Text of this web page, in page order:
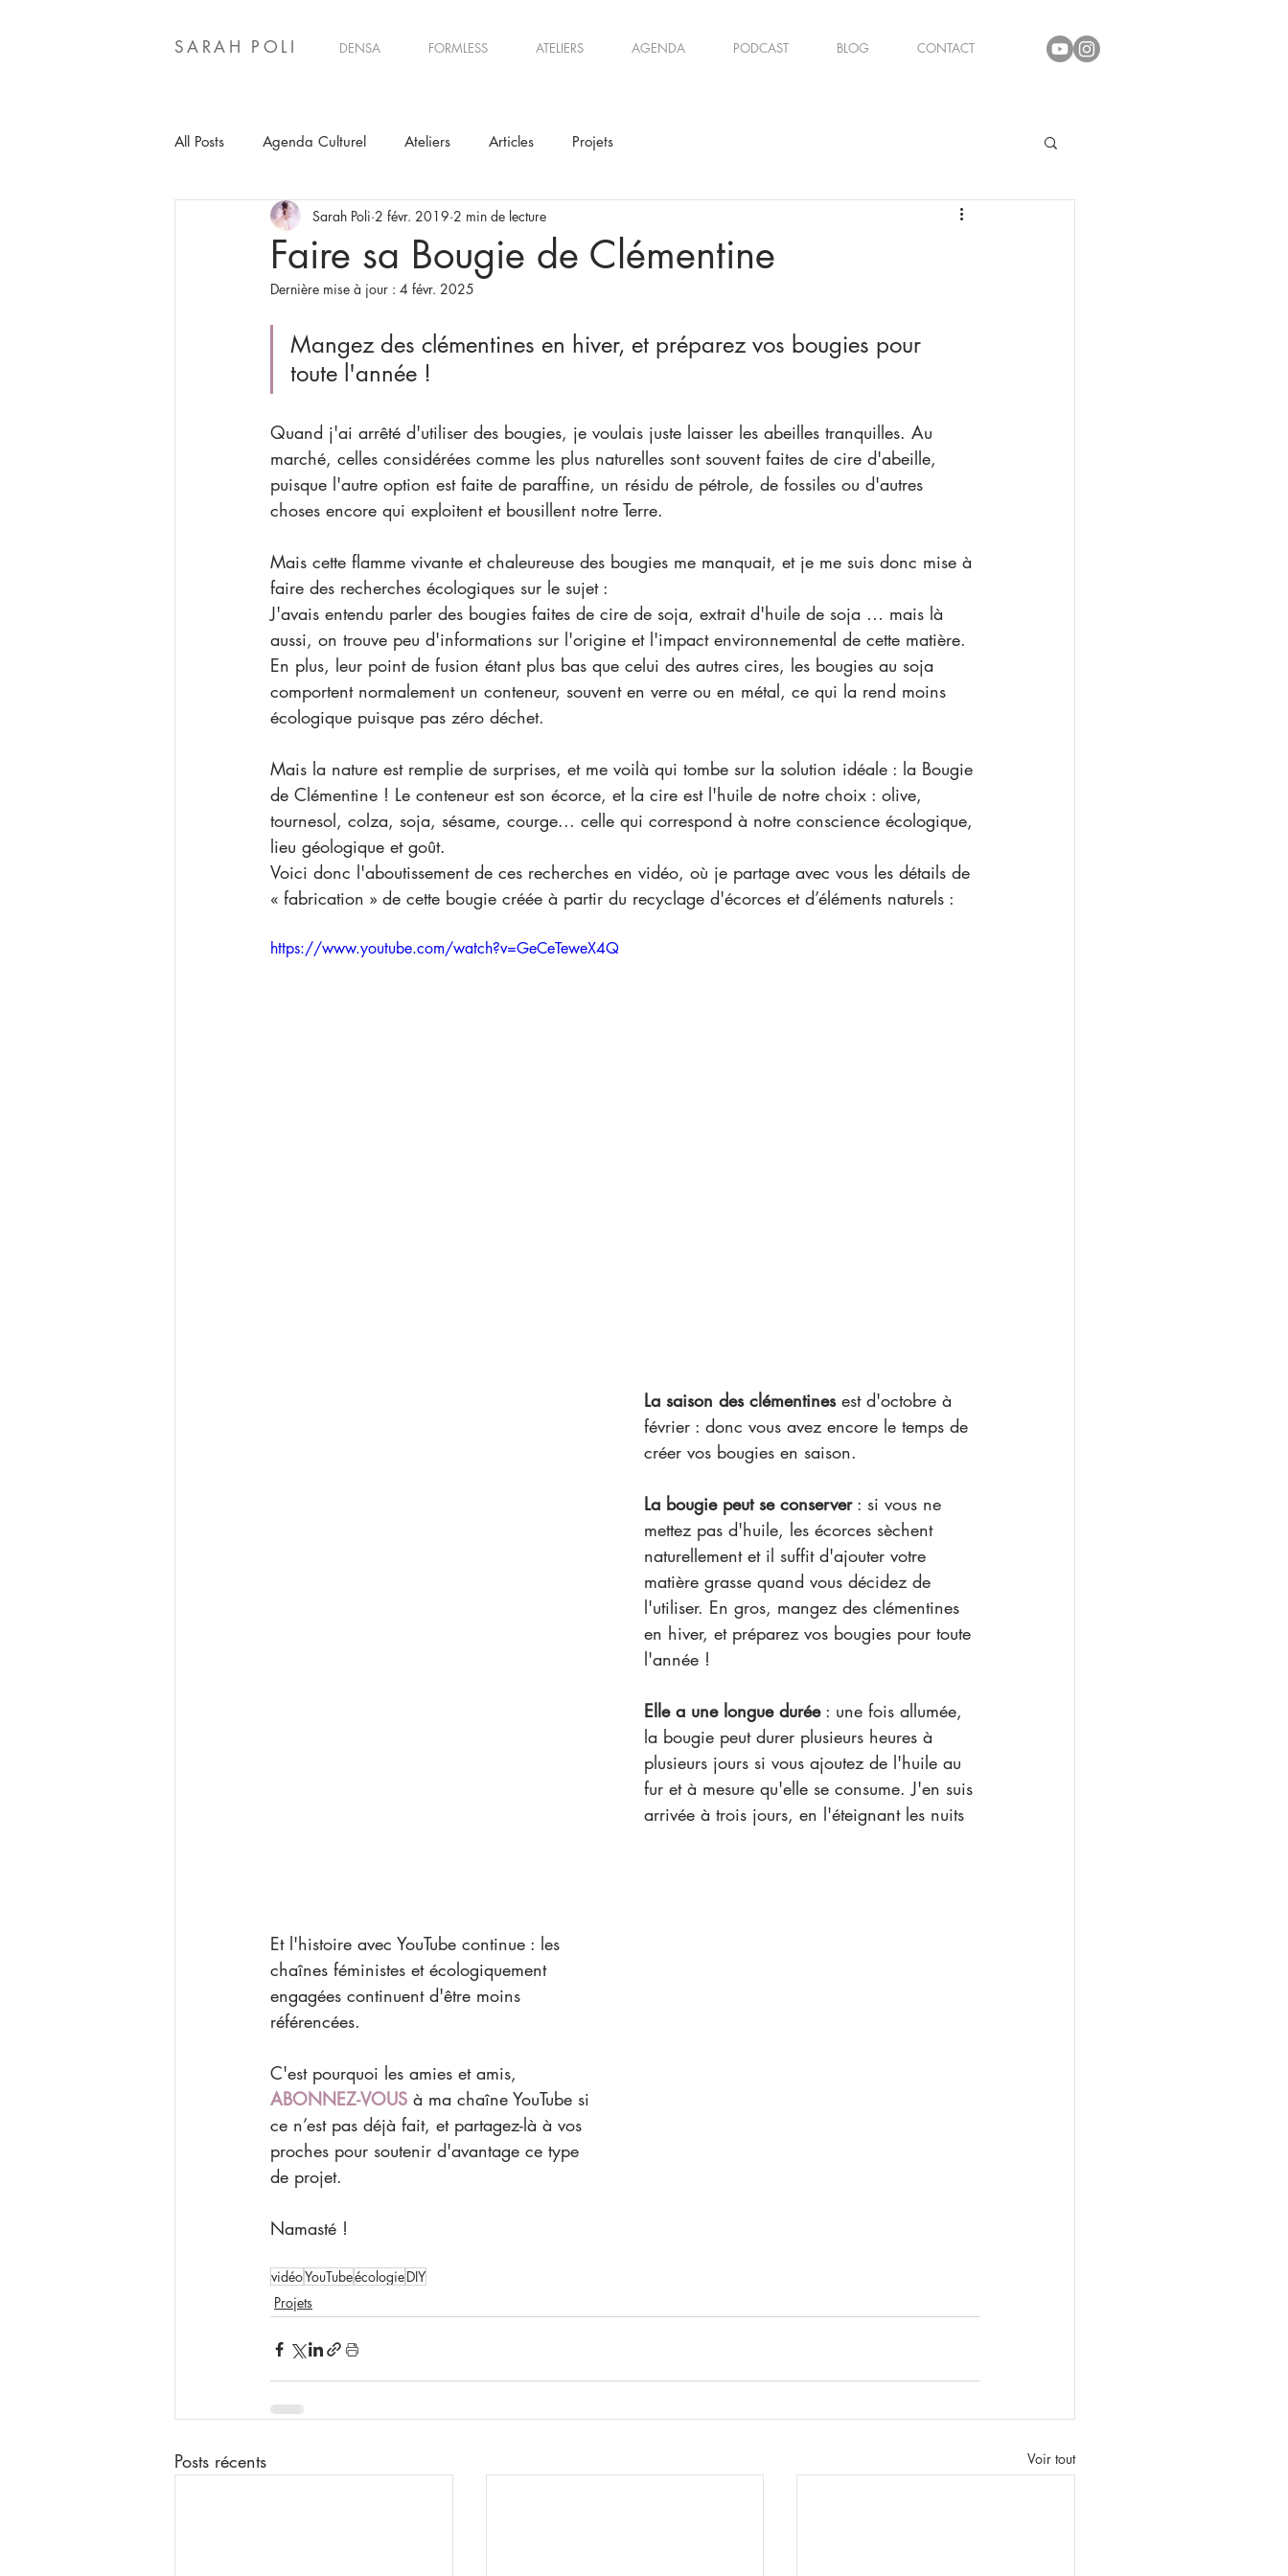
SARAH POLI DENSA FORMLESS ATELIERS AGENDA PODCAST BLOG CONTACT
All Posts Agenda Culturel Ateliers Articles Projets
Faire sa Bougie de Clémentine
Sarah Poli 2 févr. 2019 2 min de lecture
Dernière mise à jour : 4 févr. 2025
Mangez des clémentines en hiver, et préparez vos bougies pour
toute l'année !
Quand j'ai arrêté d'utiliser des bougies, je voulais juste laisser les abeilles tranquilles. Au
marché, celles considérées comme les plus naturelles sont souvent faites de cire d'abeille,
puisque l'autre option est faite de paraffine, un résidu de pétrole, de fossiles ou d'autres
choses encore qui exploitent et bousillent notre Terre.
Mais cette flamme vivante et chaleureuse des bougies me manquait, et je me suis donc mise à
faire des recherches écologiques sur le sujet :
J'avais entendu parler des bougies faites de cire de soja, extrait d'huile de soja … mais là
aussi, on trouve peu d'informations sur l'origine et l'impact environnemental de cette matière.
En plus, leur point de fusion étant plus bas que celui des autres cires, les bougies au soja
comportent normalement un conteneur, souvent en verre ou en métal, ce qui la rend moins
écologique puisque pas zéro déchet.
Mais la nature est remplie de surprises, et me voilà qui tombe sur la solution idéale : la Bougie
de Clémentine ! Le conteneur est son écorce, et la cire est l'huile de notre choix : olive,
tournesol, colza, soja, sésame, courge... celle qui correspond à notre conscience écologique,
lieu géologique et goût.
Voici donc l'aboutissement de ces recherches en vidéo, où je partage avec vous les détails de
« fabrication » de cette bougie créée à partir du recyclage d'écorces et d’éléments naturels :
https://www.youtube.com/watch?v=GeCeTeweX4Q
La saison des clémentines est d'octobre à
février : donc vous avez encore le temps de
créer vos bougies en saison.
La bougie peut se conserver : si vous ne
mettez pas d'huile, les écorces sèchent
naturellement et il suffit d'ajouter votre
matière grasse quand vous décidez de
l'utiliser. En gros, mangez des clémentines
en hiver, et préparez vos bougies pour toute
l'année !
Elle a une longue durée : une fois allumée,
la bougie peut durer plusieurs heures à
plusieurs jours si vous ajoutez de l'huile au
fur et à mesure qu'elle se consume. J'en suis
arrivée à trois jours, en l'éteignant les nuits
Et l'histoire avec YouTube continue : les
chaînes féministes et écologiquement
engagées continuent d'être moins
référencées.
C'est pourquoi les amies et amis,
ABONNEZ-VOUS à ma chaîne YouTube si
ce n’est pas déjà fait, et partagez-là à vos
proches pour soutenir d'avantage ce type
de projet.
Namasté !
vidéoYouTubeécologieDIY
Projets
Posts récents Voir tout